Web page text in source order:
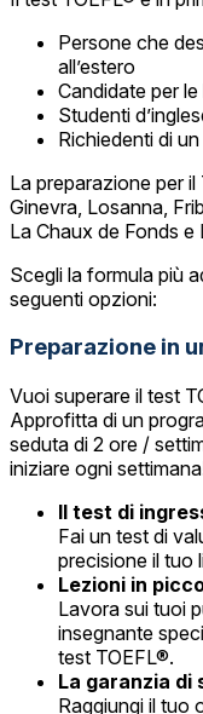
Persone che
all’estero
Candidate per
Studenti
Richiedenti di
La preparazione per
Ginevra, Losanna,
La Chaux de Fonds e
Scegli la formula più
seguenti opzioni:
Preparazione in
Vuoi superare il test
Approfitta di un
seduta di 2 ore /
iniziare ogni
Il test di
Fai un test di
precisione il tuo
Lezioni in
Lavora sui tuoi
insegnante
test TOEFL®.
La garanzia di
Raggiungi il tuo